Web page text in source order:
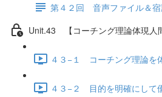
第４２回 音声ファイル＆宿
Unit.43 【コーチング理論体現人
４３−１ コーチング理論を
４３−２ 目的を明確にして